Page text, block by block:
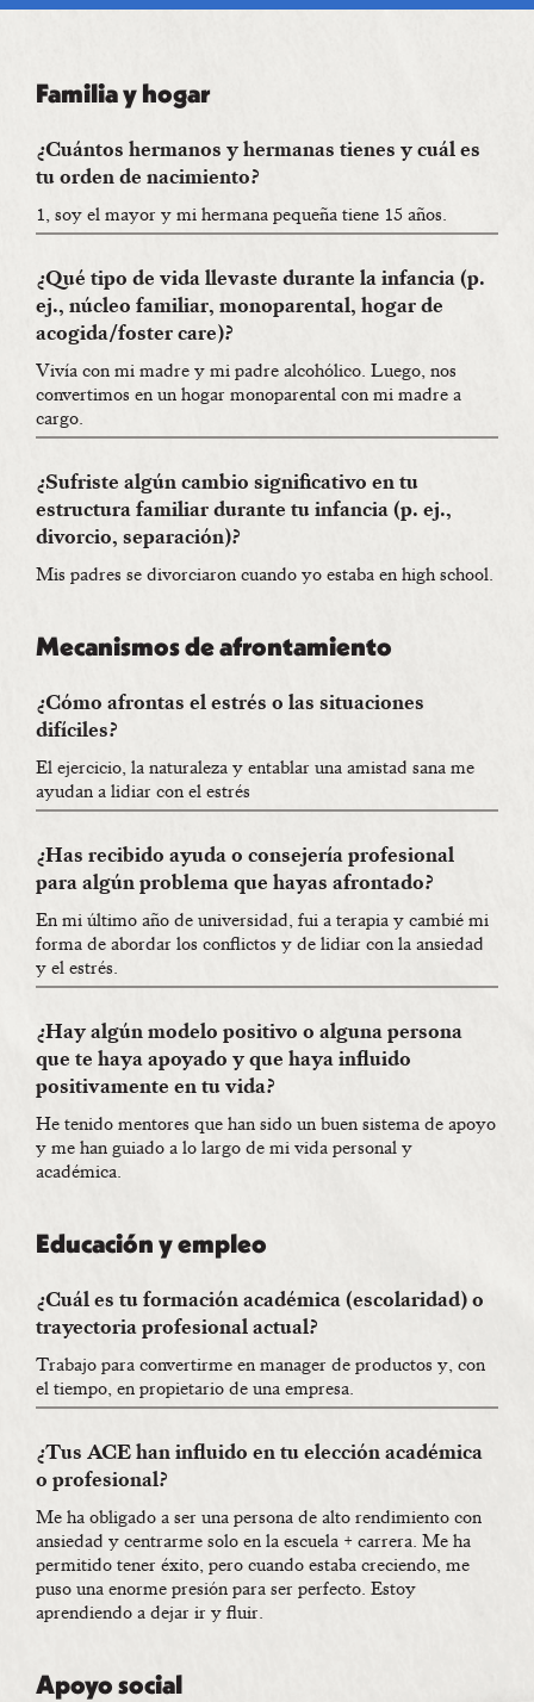
Familia y hogar
¿Cuántos hermanos y hermanas tienes y cuál es
tu orden de nacimiento?
1, soy el mayor y mi hermana pequeña tiene 15 años.
¿Qué tipo de vida llevaste durante la infancia (p.
ej., núcleo familiar, monoparental, hogar de
acogida/foster care)?
Vivía con mi madre y mi padre alcohólico. Luego, nos
convertimos en un hogar monoparental con mi madre a
cargo.
¿Sufriste algún cambio significativo en tu
estructura familiar durante tu infancia (p. ej.,
divorcio, separación)?
Mis padres se divorciaron cuando yo estaba en high school.
Mecanismos de afrontamiento
¿Cómo afrontas el estrés o las situaciones
difíciles?
El ejercicio, la naturaleza y entablar una amistad sana me
ayudan a lidiar con el estrés
¿Has recibido ayuda o consejería profesional
para algún problema que hayas afrontado?
En mi último año de universidad, fui a terapia y cambié mi
forma de abordar los conflictos y de lidiar con la ansiedad
y el estrés.
¿Hay algún modelo positivo o alguna persona
que te haya apoyado y que haya influido
positivamente en tu vida?
He tenido mentores que han sido un buen sistema de apoyo
y me han guiado a lo largo de mi vida personal y
académica.
Educación y empleo
¿Cuál es tu formación académica (escolaridad) o
trayectoria profesional actual?
Trabajo para convertirme en manager de productos y, con
el tiempo, en propietario de una empresa.
¿Tus ACE han influido en tu elección académica
o profesional?
Me ha obligado a ser una persona de alto rendimiento con
ansiedad y centrarme solo en la escuela + carrera. Me ha
permitido tener éxito, pero cuando estaba creciendo, me
puso una enorme presión para ser perfecto. Estoy
aprendiendo a dejar ir y fluir.
Apoyo social